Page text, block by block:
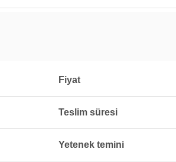
Fiyat
Teslim süresi
Yetenek temini